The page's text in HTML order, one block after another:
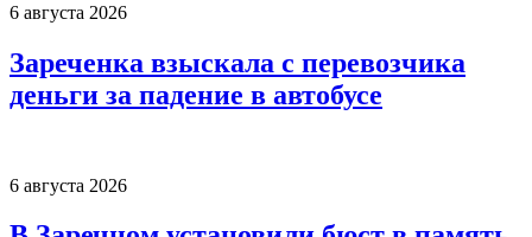
6 августа 2026
Зареченка взыскала с перевозчика
деньги за падение в автобусе
6 августа 2026